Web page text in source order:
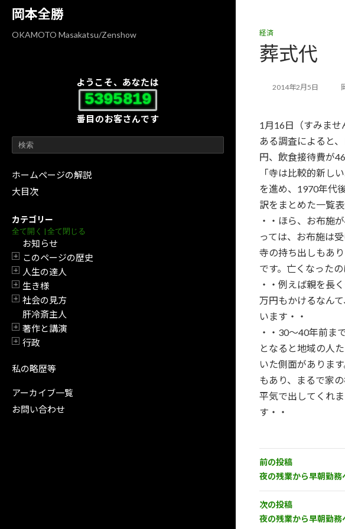
岡本全勝
OKAMOTO Masakatsu/Zenshow
ようこそ、あなたは
5395819
番目のお客さんです
ホームページの解説
大目次
カテゴリー
全て開く | 全て閉じる
お知らせ
開閉
このページの歴史
開閉
人生の達人
開閉
生き様
開閉
社会の見方
肝冷斎主人
開閉
著作と講演
開閉
行政
私の略歴等
アーカイブ一覧
お問い合わせ
経済
葬式代
2014年2月5日
1月16日（すみま
ある調査によると
円、飲食接待費が
「寺は比較的新し
を進め、1970年代
訳をまとめた一覧
・・ほら、お布施
っては、お布施は
寺の持ち出しもあ
です。亡くなった
・・例えば親を長
万円もかけるなん
います・・
・・30～40年前ま
となると地域の人
いた側面がありま
もあり、まるで家
平気で出してくれ
す・・
前の投稿
夜の残業から早朝勤務
次の投稿
夜の残業から早朝勤務